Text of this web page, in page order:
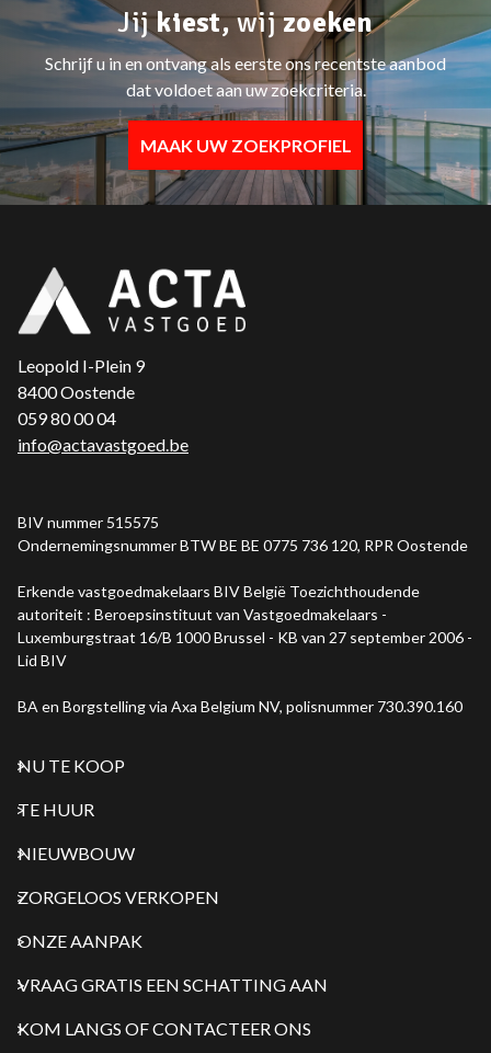
Jijkiest,wijzoeken
Schrijf u in en ontvang als eerste ons recentste aanbod
dat voldoet aan uw zoekcriteria.
MAAK UW ZOEKPROFIEL
Leopold I-Plein 9
8400 Oostende
059 80 00 04
info@actavastgoed.be
BIV nummer 515575
Ondernemingsnummer BTW BE BE 0775 736 120, RPR Oostende
Erkende vastgoedmakelaars BIV België Toezichthoudende
autoriteit : Beroepsinstituut van Vastgoedmakelaars -
Luxemburgstraat 16/B 1000 Brussel - KB van 27 september 2006 -
Lid BIV
BA en Borgstelling via Axa Belgium NV, polisnummer 730.390.160
NU TE KOOP
TE HUUR
NIEUWBOUW
ZORGELOOS VERKOPEN
ONZE AANPAK
VRAAG GRATIS EEN SCHATTING AAN
KOM LANGS OF CONTACTEER ONS